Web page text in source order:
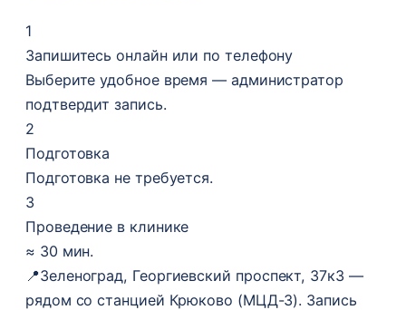
1
Запишитесь онлайн или по телефону
Выберите удобное время — администратор
подтвердит запись.
2
Подготовка
Подготовка не требуется.
3
Проведение в клинике
≈ 30 мин.
📍Зеленоград, Георгиевский проспект, 37к3 —
рядом со станцией Крюково (МЦД-3). Запись